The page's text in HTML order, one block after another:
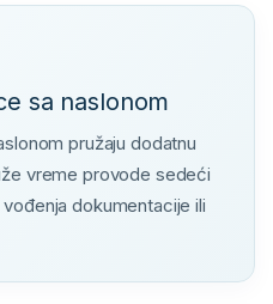
sa naslonom
pružaju dodatnu
vreme provode sedeći
dokumentacije ili